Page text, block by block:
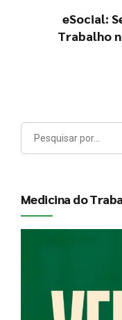
eSocial:
Trabalho
Medicina do